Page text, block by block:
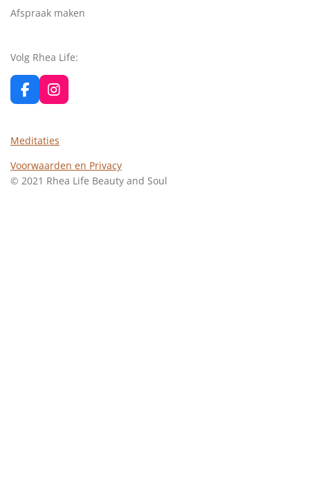
Afspraak maken
Volg Rhea Life:
F
a
e
b
o
o
k
I
n
a
g
r
a
Meditaties
Voorwaarden en Privacy
© 2021 Rhea Life Beauty and Soul